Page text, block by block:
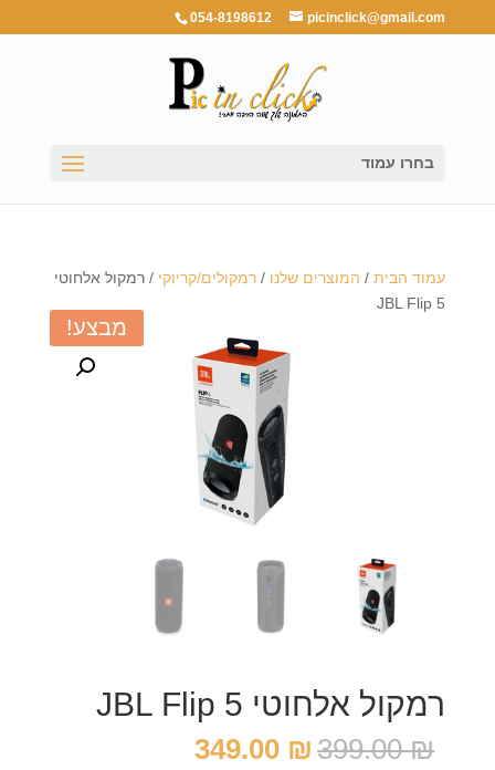
054-8198612 picinclick@gmail.com
בחרו עמוד
עמוד הבית/ המוצרים שלנו / רמקולים/קריוקי / רמקול אלחוטי
JBL Flip 5
מבצע!
רמקול אלחוטי JBL Flip 5
399.00₪ המחיר
349.00 ₪ המחיר